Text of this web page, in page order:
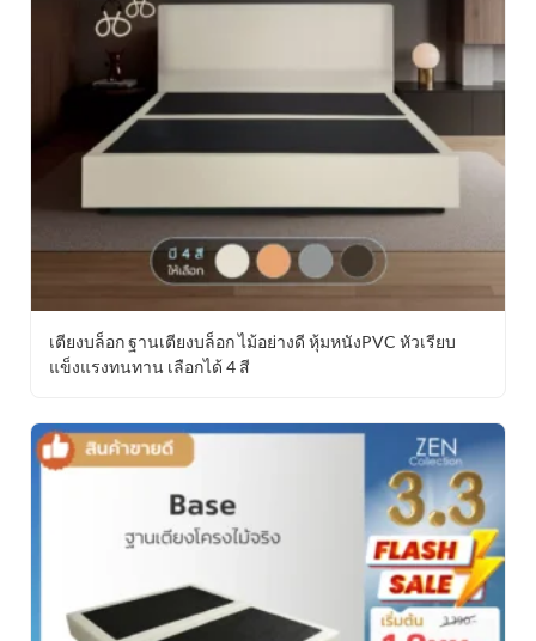
เตียงบล็อก ฐานเตียงบล็อก ไม้อย่างดี หุ้มหนังPVC หัวเรียบ
แข็งแรงทนทาน เลือกได้ 4 สี